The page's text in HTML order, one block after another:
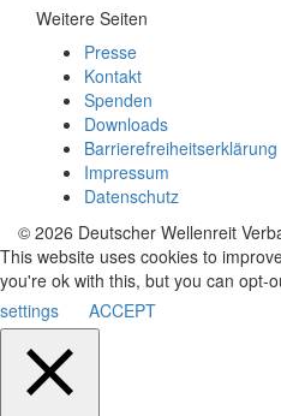
Weitere Seiten
Presse
Kontakt
Spenden
Downloads
Barrierefreiheitserklärung
Impressum
Datenschutz
© 2026 Deutscher Wellenreit
This website uses cookies to
you're ok with this, but you can opt-
settings
ACCEPT